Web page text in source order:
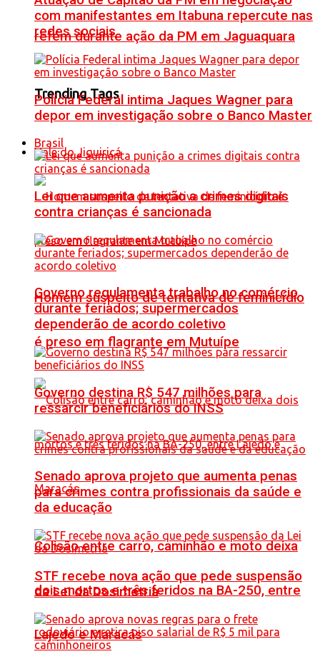
refém durante ação da PM em Jaguaquara
Trending Tags
Vale do Jiquiriçá
Homem suspeito de tentativa de feminicídio
é preso em flagrante em Mutuípe
Colisão entre carro, caminhão e moto deixa
dois mortos e três feridos na BA-250, entre
Lajedo e Maracás
com manifestantes em Itabuna repercute nas
redes sociais
Polícia Federal intima Jaques Wagner para
depor em investigação sobre o Banco Master
Brasil
Lei que aumenta punição a crimes digitais
contra crianças é sancionada
Governo regulamenta trabalho no comércio
durante feriados; supermercados
dependerão de acordo coletivo
Governo destina R$ 547 milhões para
ressarcir beneficiários do INSS
Senado aprova projeto que aumenta penas
para crimes contra profissionais da saúde e
da educação
STF recebe nova ação que pede suspensão
da Lei da Dosimetria